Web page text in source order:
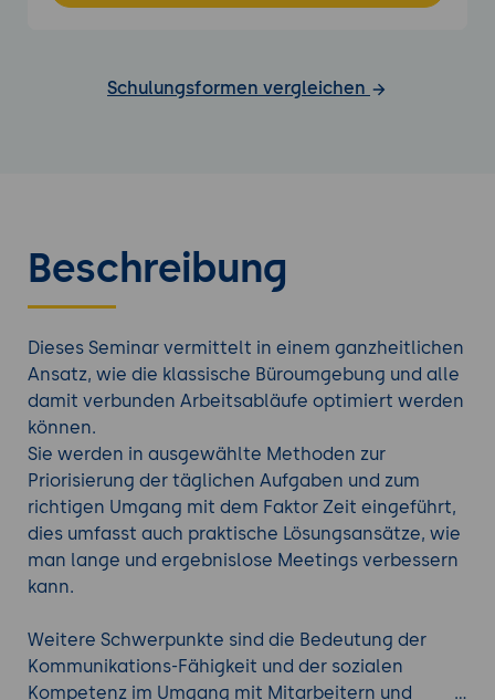
Schulungsformen vergleichen
Beschreibung
Dieses Seminar vermittelt in einem ganzheitlichen
Ansatz, wie die klassische Büroumgebung und alle
damit verbunden Arbeitsabläufe optimiert werden
können.
Sie werden in ausgewählte Methoden zur
Priorisierung der täglichen Aufgaben und zum
richtigen Umgang mit dem Faktor Zeit eingeführt,
dies umfasst auch praktische Lösungsansätze, wie
man lange und ergebnislose Meetings verbessern
kann.
Weitere Schwerpunkte sind die Bedeutung der
Kommunikations-Fähigkeit und der sozialen
Kompetenz im Umgang mit Mitarbeitern und